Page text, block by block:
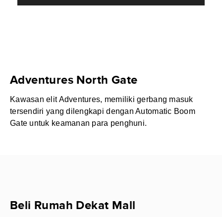
Adventures North Gate
Kawasan elit Adventures, memiliki gerbang masuk
tersendiri yang dilengkapi dengan Automatic Boom
Gate untuk keamanan para penghuni.
Beli Rumah Dekat Mall